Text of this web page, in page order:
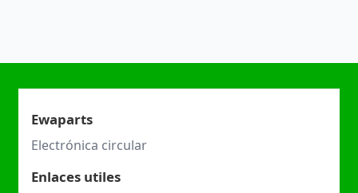
Ewaparts
Electrónica circular
Enlaces utiles